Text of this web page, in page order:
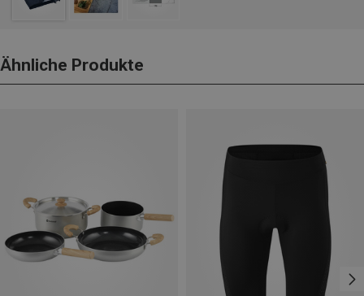
Ähnliche Produkte